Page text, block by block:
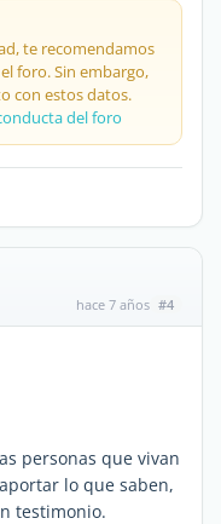
te recomendamos
foro. Sin embargo,
con estos datos.
del foro
hace 7 años #4
personas que vivan
lo que saben,
testimonio.